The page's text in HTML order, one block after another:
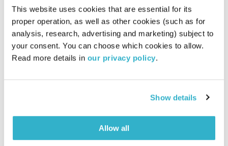
This website uses cookies that are essential for its
proper operation, as well as other cookies (such as for
analysis, research, advertising and marketing) subject to
your consent. You can choose which cookies to allow.
Read more details in our privacy policy.
Show details
Allow all
פרדוקס ההורות
בדיוק כמו שאני
שי ואורית אור
29.09.17
00:58:46
כל הורה מוצא את עצמו נקרע בין הצורך לרצות את ילדיו לבין הצורך
אודיו